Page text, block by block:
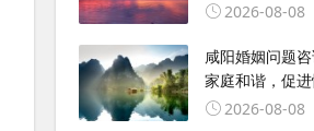
2026-08-08
咸阳婚姻问题
家庭和谐，促
2026-08-08